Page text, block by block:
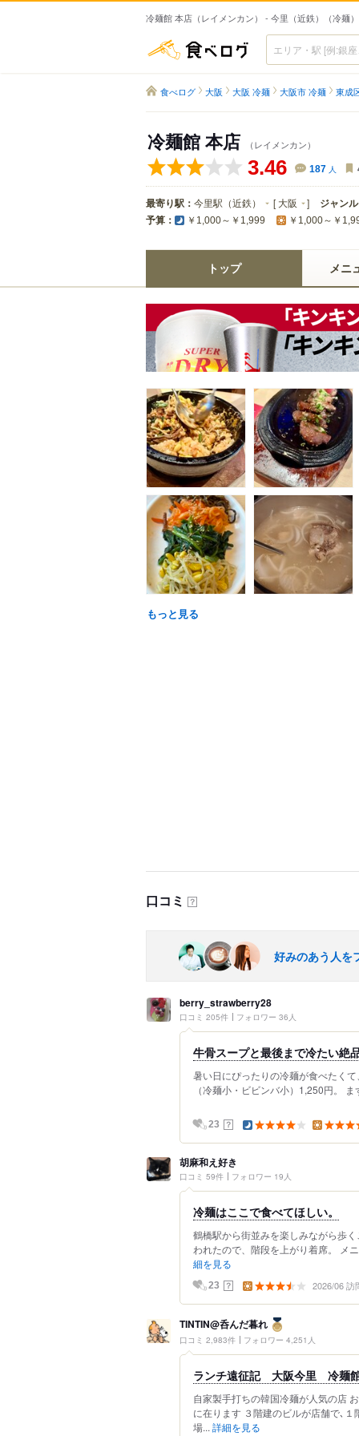
冷麺館 本店（レイメンカン） - 今里（近鉄）（冷麺）
食べログ
食べログ 大阪 大阪 冷麺 大阪市 冷麺 東成
冷麺館 本店 （レイメンカン）
3.46 187 人
最寄り駅： 今里駅（近鉄） [ 大阪 ] ジャンル
予算： ￥1,000～￥1,999 ￥1,000～￥
トップ メニ
もっと見る
口コミ ？
好みのあう人を
berry_strawberry28
口コミ 205件 フォロワー 36人
牛骨スープと最後まで冷たい絶
暑い日にぴったりの冷麺が食べたく
（冷麺小・ビビンバ小）1,250円。
23 ？
胡麻和え好き
口コミ 59件 フォロワー 19人
冷麺はここで食べてほしい。
鶴橋駅から街並みを楽しみながら歩
われたので、階段を上がり着席。 メ
細を見る
23 ？ 2026/06 訪
TINTIN@呑んだ暮れ
口コミ 2,983件 フォロワー 4,251人
ランチ遠征記 大阪今里 冷麺
自家製手打ちの韓国冷麺が人気の店
に在ります ３階建のビルが店舗で､
場... 詳細を見る